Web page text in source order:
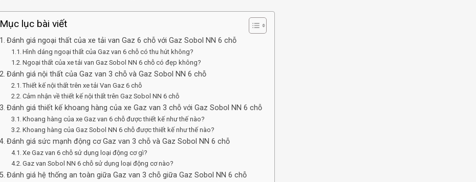
Mục lục bài viết
Đánh giá ngoại thất của xe tải van Gaz 6 chỗ với Gaz Sobol NN 6 chỗ
Hình dáng ngoại thất của Gaz van 6 chỗ có thu hút không?
Ngoại thất của xe tải van Gaz Sobol NN 6 chỗ có đẹp không?
Đánh giá nội thất của Gaz van 3 chỗ và Gaz Sobol NN 6 chỗ
Thiết kế nội thất trên xe tải Van Gaz 6 chỗ
Cảm nhận về thiết kế nội thất trên Gaz Sobol NN 6 chỗ
Đánh giá thiết kế khoang hàng của xe Gaz van 3 chỗ với Gaz Sobol NN 6 chỗ
Khoang hàng của xe Gaz van 6 chỗ được thiết kế như thế nào?
Khoang hàng của Gaz Sobol NN 6 chỗ được thiết kế như thế nào?
Đánh giá sức mạnh động cơ Gaz van 3 chỗ và Gaz Sobol NN 6 chỗ
Xe Gaz van 6 chỗ sử dụng loại động cơ gì?
Gaz van Sobol NN 6 chỗ sử dụng loại động cơ nào?
Đánh giá hệ thống an toàn giữa Gaz van 3 chỗ giữa Gaz Sobol NN 6 chỗ